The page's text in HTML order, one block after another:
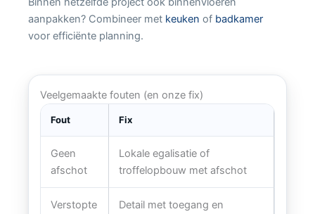
aanpakken? Combineer met keuken of badkamer
voor efficiënte planning.
Veelgemaakte fouten (en onze fix)
Fout Fix
Geen
afschot
Lokale egalisatie of
troffelopbouw met afschot
Verstopte
Detail met toegang en